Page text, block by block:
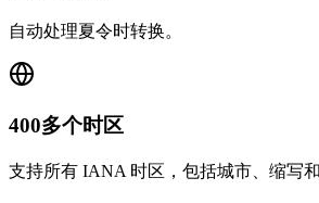
自动处理夏令时转换。
400多个时区
支持所有 IANA 时区，包括城市、缩写和